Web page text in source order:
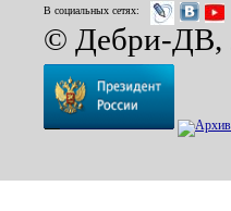
В социальных сетях:
© Дебри-ДВ,